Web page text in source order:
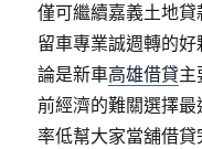
僅可繼續嘉義土地
留車專業誠週轉的
論是新車高雄借貸主
前經濟的難關選擇最
率低幫大家當舖借